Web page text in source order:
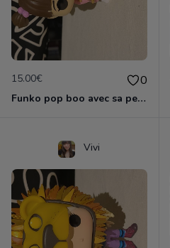
15.00€ 0
Funko pop boo avec sa peluche
Vivi